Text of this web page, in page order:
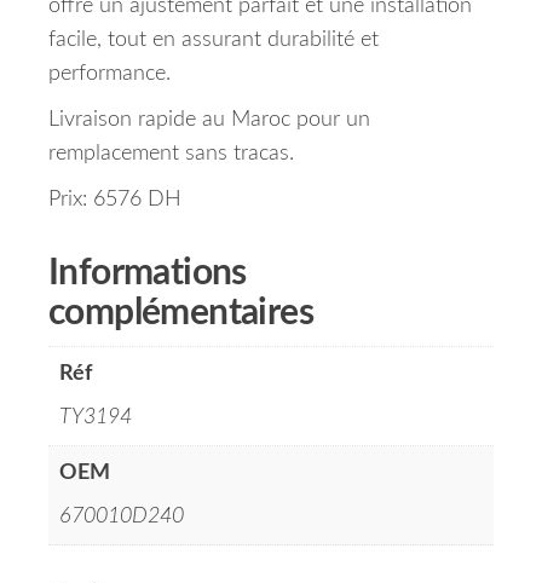
offre un ajustement parfait et une installation
facile, tout en assurant durabilité et
performance.
Livraison rapide au Maroc pour un
remplacement sans tracas.
Prix: 6576 DH
Informations
complémentaires
Réf
TY3194
OEM
670010D240